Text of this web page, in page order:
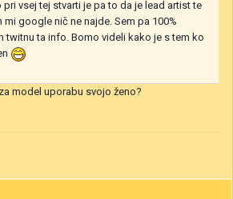
vsej tej stvarti je pa to da je lead artist te
mi google nič ne najde. Sem pa 100%
twitnu ta info. Bomo videli kako je s tem ko
model uporabu svojo ženo?